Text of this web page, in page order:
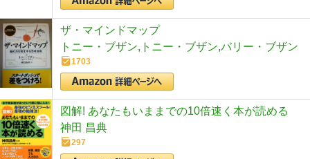
ザ・マインドマップ
トニー・ブザン,トニー・ブザン,バリー・ブザン
1703
図解! あなたもいままでの10倍速く本が読める
神田 昌典
297